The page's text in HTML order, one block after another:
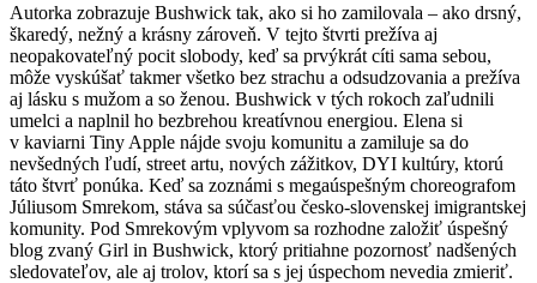
Autorka zobrazuje Bushwick tak, ako si ho zamilovala – ako drsný,
škaredý, nežný a krásny zároveň. V tejto štvrti prežíva aj
neopakovateľný pocit slobody, keď sa prvýkrát cíti sama sebou,
môže vyskúšať takmer všetko bez strachu a odsudzovania a prežíva
aj lásku s mužom a so ženou. Bushwick v tých rokoch zaľudnili
umelci a naplnil ho bezbrehou kreatívnou energiou. Elena si
v kaviarni Tiny Apple nájde svoju komunitu a zamiluje sa do
nevšedných ľudí, street artu, nových zážitkov, DYI kultúry, ktorú
táto štvrť ponúka. Keď sa zoznámi s megaúspešným choreografom
Júliusom Smrekom, stáva sa súčasťou česko-slovenskej imigrantskej
komunity. Pod Smrekovým vplyvom sa rozhodne založiť úspešný
blog zvaný Girl in Bushwick, ktorý pritiahne pozornosť nadšených
sledovateľov, ale aj trolov, ktorí sa s jej úspechom nevedia zmieriť.